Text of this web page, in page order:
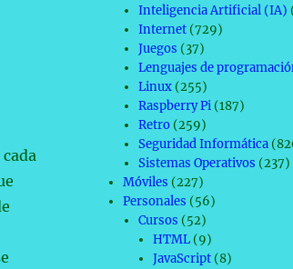
Inteligencia Artificial (IA)
Internet(729)
Juegos (37)
Lenguajes de
Linux(255)
Raspberry Pi(187)
Retro(259)
Seguridad Informática
Sistemas Operativos (237)
Móviles (227)
Personales (56)
Cursos (52)
HTML(9)
JavaScript(8)